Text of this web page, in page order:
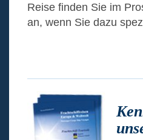
Reise finden Sie im
an, wenn Sie dazu